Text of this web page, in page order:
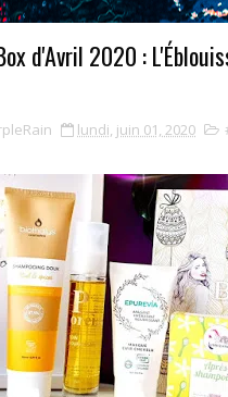
d'Avril 2020 :
lundi, juin 01, 2020